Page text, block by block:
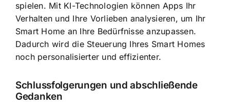
spielen. Mit KI-Technologien können Apps Ihr
Verhalten und Ihre Vorlieben analysieren, um Ihr
Smart Home an Ihre Bedürfnisse anzupassen.
Dadurch wird die Steuerung Ihres Smart Homes
noch personalisierter und effizienter.
Schlussfolgerungen und abschließende
Gedanken